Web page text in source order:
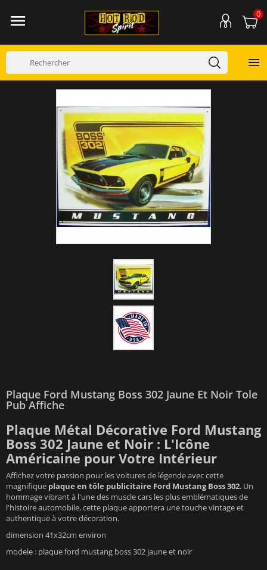
 0

Plaque Ford Mustang Boss 302 Jaune Et Noir Tole
Pub Affiche
Plaque Métal Décorative Ford Mustang
Boss 302 Jaune et Noir : L'Icône
Américaine pour Votre Intérieur
Affichez votre passion pour les voitures de légende avec cette
magnifique plaque en tôle publicitaire Ford Mustang Boss 302. Un
hommage vibrant à l'une des muscle cars les plus emblématiques de
l'histoire automobile, cette plaque apportera une touche vintage et
authentique à votre décoration.
dimension 41x32cm environ
modele : plaque ford mustang boss 302 jaune et noir